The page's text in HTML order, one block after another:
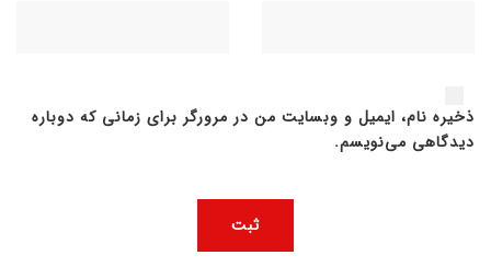
ذخیره نام، ایمیل و وبسایت من در مرورگر برای زمانی که دوباره
دیدگاهی می‌نویسم.